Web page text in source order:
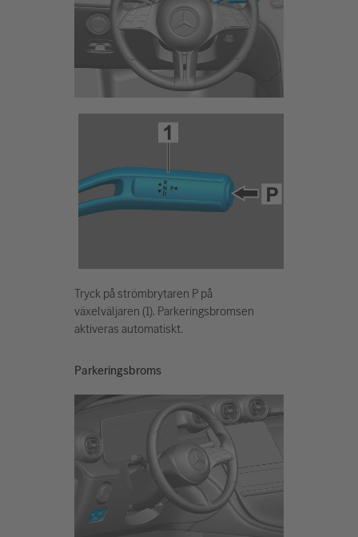
Tryck på strömbrytaren P på
växelväljaren (1). Parkeringsbromsen
aktiveras automatiskt.
Parkeringsbroms